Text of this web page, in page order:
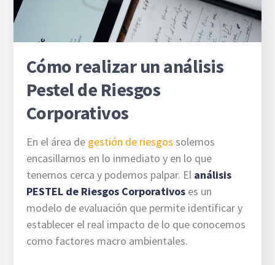
Cómo realizar un análisis
Pestel de Riesgos
Corporativos
En el área de gestión de riesgos solemos
encasillarnos en lo inmediato y en lo que
tenemos cerca y podemos palpar. El análisis
PESTEL de Riesgos Corporativoses un
modelo de evaluación que permite identificar y
establecer el real impacto de lo que conocemos
como factores macro ambientales.